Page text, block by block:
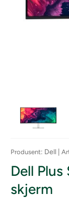
Produsent: Dell |
Dell
skjerm